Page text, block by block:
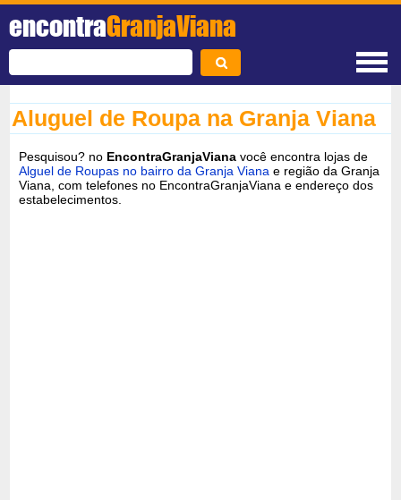
encontraGranjaViana
Aluguel de Roupa na Granja Viana
Pesquisou? no EncontraGranjaViana você encontra lojas de
Alguel de Roupas no bairro da Granja Viana e região da Granja
Viana, com telefones no EncontraGranjaViana e endereço dos
estabelecimentos.